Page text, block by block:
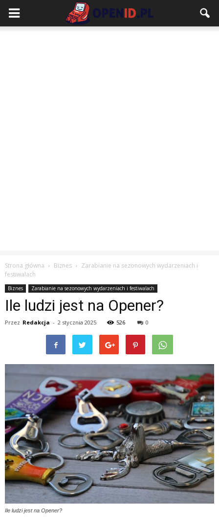
Strona główna Biznes
Zarabianie na sezonowych wydarzeniach i
festiwalach
Biznes Zarabianie na sezonowych wydarzeniach i festiwalach
Ile ludzi jest na Opener?
Przez Redakcja - 2 stycznia 2025 526 0
Ile ludzi jest na Opener?